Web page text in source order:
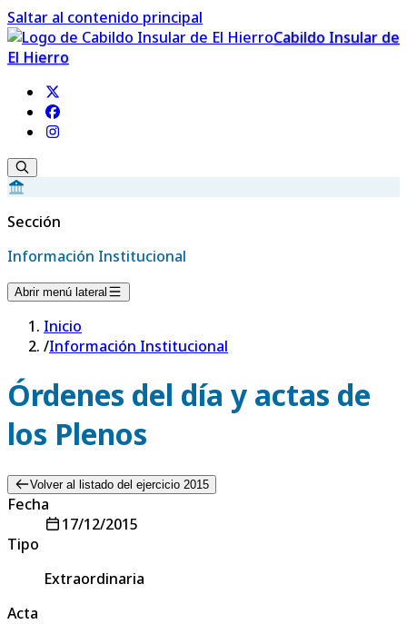
Saltar al contenido principal
Cabildo Insular de
El Hierro
Sección
Información Institucional
Abrir menú lateral
Inicio
/Información Institucional
Órdenes del día y actas de
los Plenos
Volver al listado del ejercicio 2015
Fecha
17/12/2015
Tipo
Extraordinaria
Acta